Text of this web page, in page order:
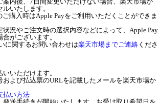
いたします。
購入時はApple Payをご利用いただくことができま
状況やご注文時の選択内容などによって、Apple Pay
がございます。
に関するお問い合わせは楽天市場までご連絡 くださ
いただけます。
および払込票のURLを記載したメールを楽天市場か
払い方法